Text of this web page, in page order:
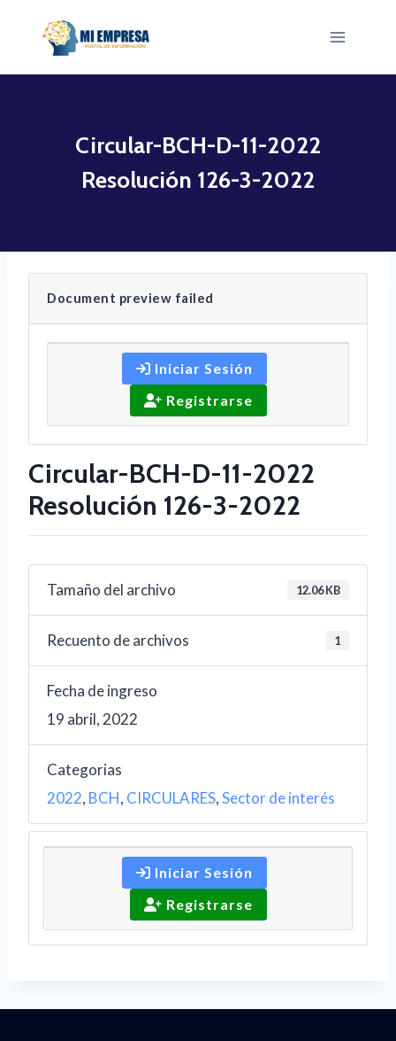
Circular-BCH-D-11-2022
Resolución 126-3-2022
Document preview failed
Iniciar Sesión
Registrarse
Circular-BCH-D-11-2022
Resolución 126-3-2022
Tamaño del archivo 12.06 KB
Recuento de archivos 1
Fecha de ingreso
19 abril, 2022
Categorias
2022, BCH, CIRCULARES,Sector de interés
Iniciar Sesión
Registrarse